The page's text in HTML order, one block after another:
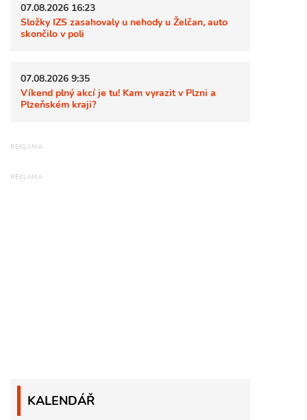
07.08.2026 16:23
Složky IZS zasahovaly u nehody u Želčan, auto
skončilo v poli
07.08.2026 9:35
Víkend plný akcí je tu! Kam vyrazit v Plzni a
Plzeňském kraji?
KALENDÁŘ